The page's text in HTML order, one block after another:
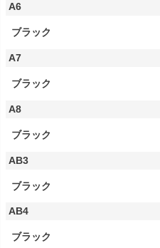
A6
ブラック
A7
ブラック
A8
ブラック
AB3
ブラック
AB4
ブラック